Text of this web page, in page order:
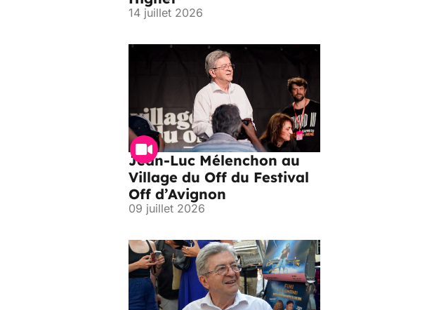
14 juillet 2026
Jean-Luc Mélenchon au
Village du Off du Festival
Off d’Avignon
09 juillet 2026